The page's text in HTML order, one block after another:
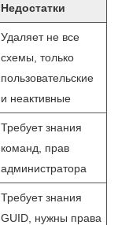
Недостатки
Удаляет не все
схемы, только
пользовательские
и неактивные
Требует знания
команд, прав
администратора
Требует знания
GUID, нужны права